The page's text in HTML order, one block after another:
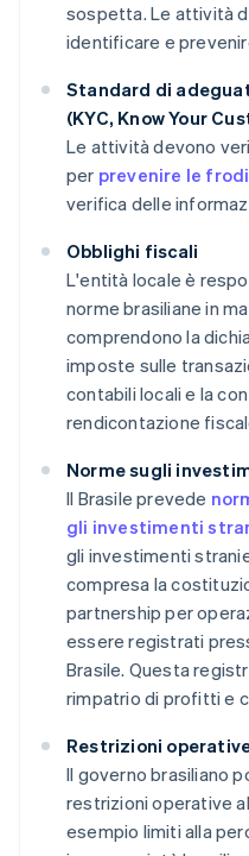
sospetta. Le attività
identificare e
Standard di
(KYC, Know Your
Le attività devono
per prevenire le frodi
verifica delle
Obblighi fiscali
L'entità locale è
norme brasiliane in
comprendono la
imposte sulle
contabili locali e la
rendicontazione
Norme sugli
Il Brasile prevede
gli investimenti
gli investimenti
compresa la
partnership per
essere registrati
Brasile. Questa
rimpatrio di profitti e
Restrizioni
Il governo brasiliano
restrizioni operative
esempio limiti alla